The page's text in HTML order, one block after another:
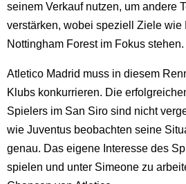
seinem Verkauf nutzen, um andere
verstärken, wobei speziell Ziele wie
Nottingham Forest im Fokus stehen.
Atletico Madrid muss in diesem
Klubs konkurrieren. Die
Spielers im San Siro sind nicht
wie Juventus beobachten seine
genau. Das eigene Interesse des
spielen und unter Simeone zu